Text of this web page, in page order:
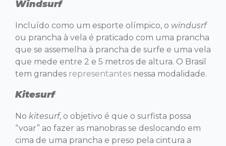
Windsurf
Incluído como um esporte olímpico, o windusrf
ou prancha à vela é praticado com uma prancha
que se assemelha à prancha de surfe e uma vela
que mede entre 2 e 5 metros de altura. O Brasil
tem grandes representantes nessa modalidade.
Kitesurf
No kitesurf, o objetivo é que o surfista possa
“voar” ao fazer as manobras se deslocando em
cima de uma prancha e preso pela cintura a